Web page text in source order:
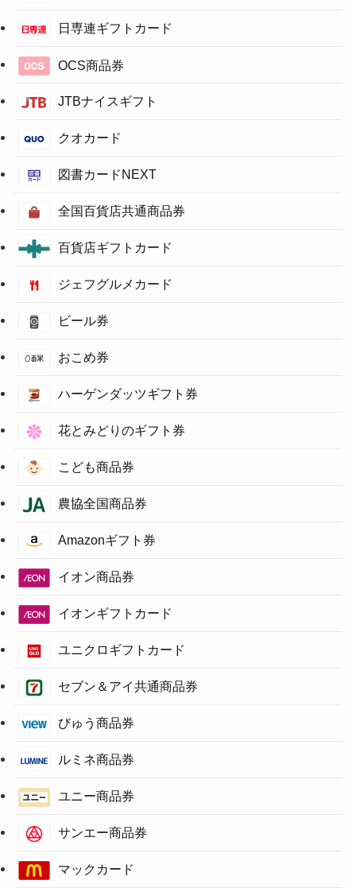
日専連ギフトカード
OCS商品券
JTBナイスギフト
クオカード
図書カードNEXT
全国百貨店共通商品券
百貨店ギフトカード
ジェフグルメカード
ビール券
おこめ券
ハーゲンダッツギフト券
花とみどりのギフト券
こども商品券
農協全国商品券
Amazonギフト券
イオン商品券
イオンギフトカード
ユニクロギフトカード
セブン＆アイ共通商品券
びゅう商品券
ルミネ商品券
ユニー商品券
サンエー商品券
マックカード